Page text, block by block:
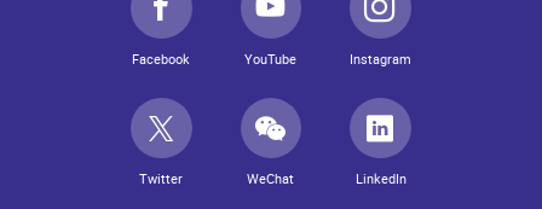
Facebook YouTube Instagram
Twitter WeChat LinkedIn